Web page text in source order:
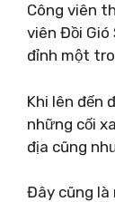
Công viên
viên Đồi
đỉnh một
Khi lên đến
những cối
địa cũng
Đây cũng là